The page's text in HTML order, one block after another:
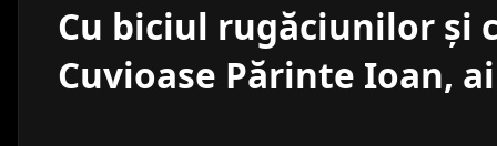
Cu biciul rugăciunilor şi
Cuvioase Părinte Ioan,